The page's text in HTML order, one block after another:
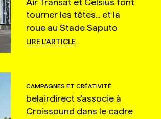
tourner les têtes... et la
roue au Stade Saputo
LIRE L'ARTICLE
CAMPAGNES ET CRÉATIVITÉ
belairdirect s'associe à
Croissound dans le cadre